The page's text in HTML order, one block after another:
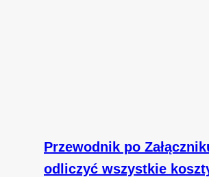
Przewodnik po
odliczyć wszystkie